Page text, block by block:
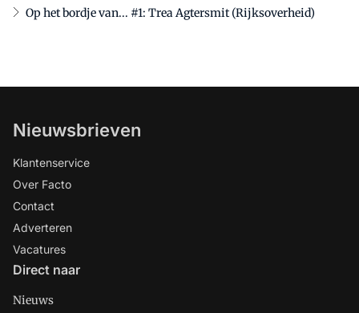
Op het bordje van... #1: Trea Agtersmit (Rijksoverheid)
Nieuwsbrieven
Klantenservice
Over Facto
Contact
Adverteren
Vacatures
Direct naar
Nieuws